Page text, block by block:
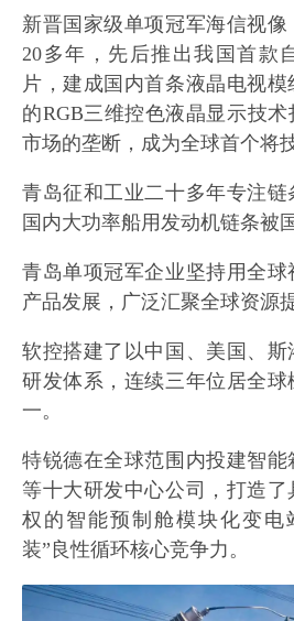
新晋国家级单项冠军海信视
20多年，先后推出我国首款
片，建成国内首条液晶电视
的RGB三维控色液晶显示技
市场的垄断，成为全球首个将
青岛征和工业二十多年专注
国内大功率船用发动机链条被
青岛单项冠军企业坚持用全
产品发展，广泛汇聚全球资源
软控搭建了以中国、美国、
研发体系，连续三年位居全
一。
特锐德在全球范围内投建智
等十大研发中心公司，打造
权的智能预制舱模块化变电
装”良性循环核心竞争力。